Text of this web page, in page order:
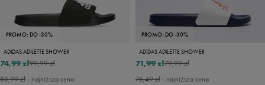
PROMO: DO -30%
ADIDAS ADILETTE SHOWER
99,99 zł
74,99 zł
83,99 zł- najniższa cena
PROMO: DO -30%
ADIDAS ADILETTE SHOWER
79,99 zł
71,99 zł
76,49 zł- najniższa cena